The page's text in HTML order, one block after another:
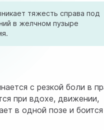
тяжесть справа под
в желчном пузыре
с резкой боли в
при вдохе, движении,
в одной позе и боится